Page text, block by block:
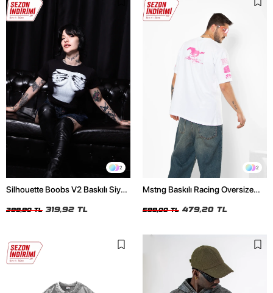
2
Silhouette Boobs V2 Baskılı Siyah
399,90 TL 319,92 TL
2
Mstng Baskılı Racing Oversize
599,00 TL 479,20 TL